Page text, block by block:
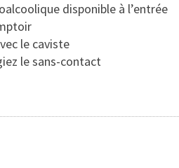
disponible à l’entrée
le caviste
le sans-contact